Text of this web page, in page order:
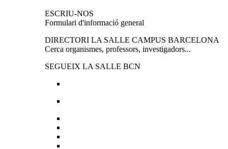
ESCRIU-NOS
Formulari d'informació general
DIRECTORI LA SALLE CAMPUS BARCELONA
Cerca organismes, professors, investigadors...
SEGUEIX LA SALLE BCN